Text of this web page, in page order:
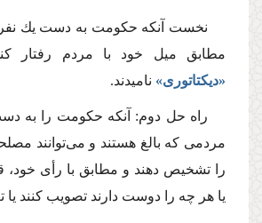
نخست آنكه حكومت به دست یك
مطابق میل خود با مردم رفتار
«دیكتاتورى» نامیدند.
راه حل دوم: آنكه حكومت را به
مردمى كه بالغ هستند و مى‌توانند
را تشخیص دهند و مطابق با رأى خود،
یا هر چه را دوست دارند تصویب كنند یا